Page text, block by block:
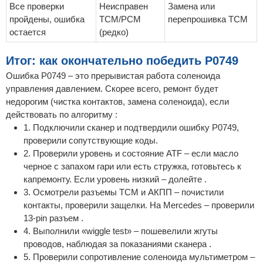
Все проверки
пройдены, ошибка
остается
Неисправен
TCM/PCM
(редко)
Замена или
перепрошивка TCM
Итог: как окончательно победить P0749
Ошибка P0749 – это прерывистая работа соленоида
управления давлением. Скорее всего, ремонт будет
недорогим (чистка контактов, замена соленоида), если
действовать по алгоритму :
1. Подключили сканер и подтвердили ошибку P0749,
проверили сопутствующие коды.
2. Проверили уровень и состояние ATF – если масло
черное с запахом гари или есть стружка, готовьтесь к
капремонту. Если уровень низкий – долейте .
3. Осмотрели разъемы TCM и АКПП – почистили
контакты, проверили защелки. На Mercedes – проверили
13-pin разъем .
4. Выполнили «wiggle test» – пошевелили жгуты
проводов, наблюдая за показаниями сканера .
5. Проверили сопротивление соленоида мультиметром –